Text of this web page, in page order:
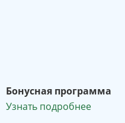
Бонусная программа
Узнать подробнее